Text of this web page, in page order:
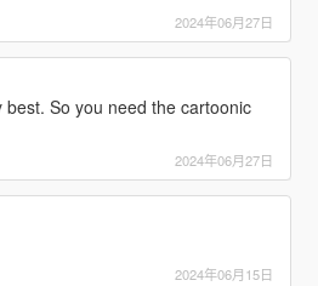
2024年06月27日
So you need the cartoonic
2024年06月27日
2024年06月15日